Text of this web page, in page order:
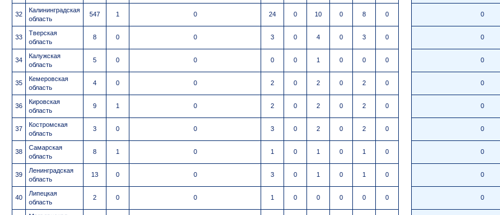
32
Калининградская
область
547 1 0 24 0 10 0 8 0 0
33
Тверская
область
8 0 0 3 0 4 0 3 0 0
34
Калужская
область
5 0 0 0 0 1 0 0 0 0
35
Кемеровская
область
4 0 0 2 0 2 0 2 0 0
36
Кировская
область
9 1 0 2 0 2 0 2 0 0
37
Костромская
область
3 0 0 3 0 2 0 2 0 0
38
Самарская
область
8 1 0 1 0 1 0 1 0 0
39
Ленинградская
область
13 0 0 3 0 1 0 1 0 0
40
Липецкая
область
2 0 0 1 0 0 0 0 0 0